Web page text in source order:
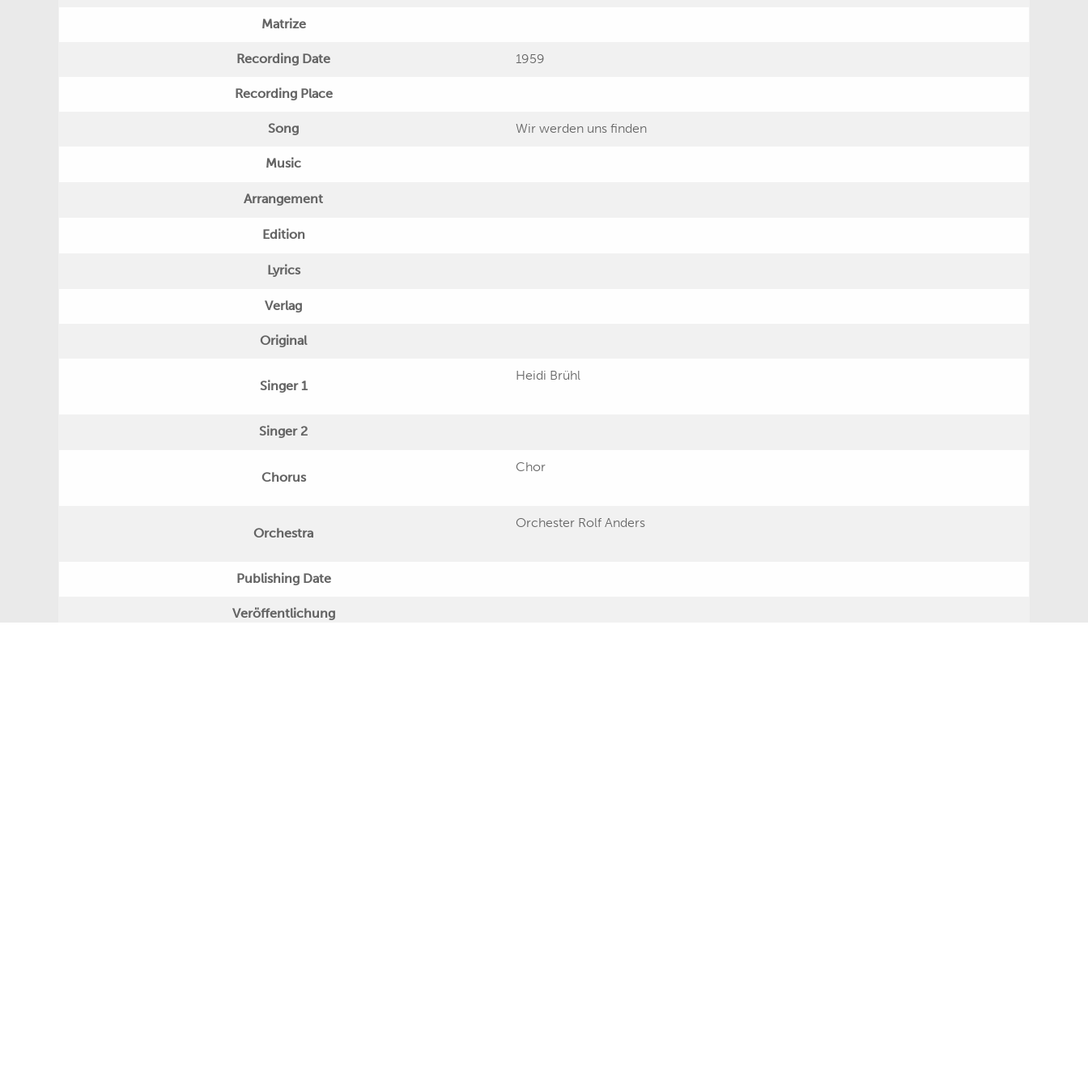
Matrize
Recording Date 1959
Recording Place
Song Wir werden uns finden
Music
Arrangement
Edition
Lyrics
Verlag
Original
Singer 1
Heidi Brühl
Singer 2
Chorus
Chor
Orchestra
Orchester Rolf Anders
Publishing Date
Veröffentlichung